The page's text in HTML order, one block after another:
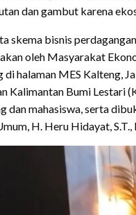
dan gambut karena
skema bisnis
oleh Masyarakat
di halaman MES Kalteng,
Kalimantan Bumi Lestari
dan mahasiswa, serta
H. Heru Hidayat, S.T.,